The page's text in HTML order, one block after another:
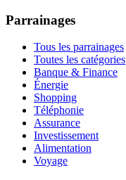
Parrainages
Tous les parrainages
Toutes les catégories
Banque & Finance
Énergie
Shopping
Téléphonie
Assurance
Investissement
Alimentation
Voyage